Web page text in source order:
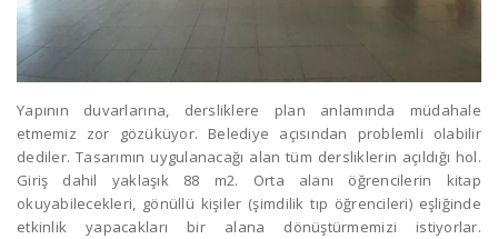
Yapının duvarlarına, dersliklere plan anlamında müdahale
etmemiz zor gözüküyor. Belediye açısından problemli olabilir
dediler. Tasarımın uygulanacağı alan tüm dersliklerin açıldığı hol.
Giriş dahil yaklaşık 88 m2. Orta alanı öğrencilerin kitap
okuyabilecekleri, gönüllü kişiler (şimdilik tıp öğrencileri) eşliğinde
etkinlik yapacakları bir alana dönüştürmemizi istiyorlar.